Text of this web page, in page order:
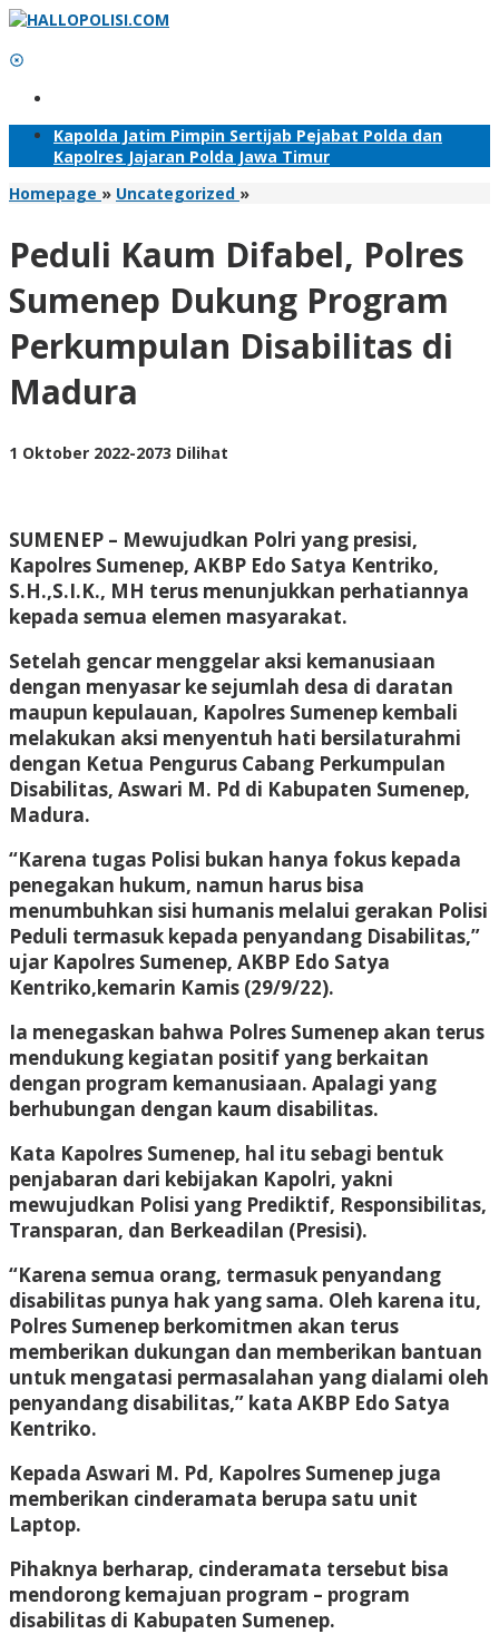
Lewati
konten
Kapolda Jatim Pimpin Sertijab Pejabat Polda dan
Kapolres Jajaran Polda Jawa Timur
Homepage » Uncategorized »Peduli
Polres
Dukung
Program
Perkumpulan
Disabilitas
Peduli Kaum Difabel, Polres
Sumenep Dukung Program
Perkumpulan Disabilitas di
Madura
1 Oktober 2022oleh
-2073 Dilihat
SUMENEP – Mewujudkan Polri yang presisi,
Kapolres Sumenep, AKBP Edo Satya Kentriko,
S.H.,S.I.K., MH terus menunjukkan perhatiannya
kepada semua elemen masyarakat.
Setelah gencar menggelar aksi kemanusiaan
dengan menyasar ke sejumlah desa di daratan
maupun kepulauan, Kapolres Sumenep kembali
melakukan aksi menyentuh hati bersilaturahmi
dengan Ketua Pengurus Cabang Perkumpulan
Disabilitas, Aswari M. Pd di Kabupaten Sumenep,
Madura.
“Karena tugas Polisi bukan hanya fokus kepada
penegakan hukum, namun harus bisa
menumbuhkan sisi humanis melalui gerakan Polisi
Peduli termasuk kepada penyandang Disabilitas,”
ujar Kapolres Sumenep, AKBP Edo Satya
Kentriko,kemarin Kamis (29/9/22).
Ia menegaskan bahwa Polres Sumenep akan terus
mendukung kegiatan positif yang berkaitan
dengan program kemanusiaan. Apalagi yang
berhubungan dengan kaum disabilitas.
Kata Kapolres Sumenep, hal itu sebagi bentuk
penjabaran dari kebijakan Kapolri, yakni
mewujudkan Polisi yang Prediktif, Responsibilitas,
Transparan, dan Berkeadilan (Presisi).
“Karena semua orang, termasuk penyandang
disabilitas punya hak yang sama. Oleh karena itu,
Polres Sumenep berkomitmen akan terus
memberikan dukungan dan memberikan bantuan
untuk mengatasi permasalahan yang dialami oleh
penyandang disabilitas,” kata AKBP Edo Satya
Kentriko.
Kepada Aswari M. Pd, Kapolres Sumenep juga
memberikan cinderamata berupa satu unit
Laptop.
Pihaknya berharap, cinderamata tersebut bisa
mendorong kemajuan program – program
disabilitas di Kabupaten Sumenep.